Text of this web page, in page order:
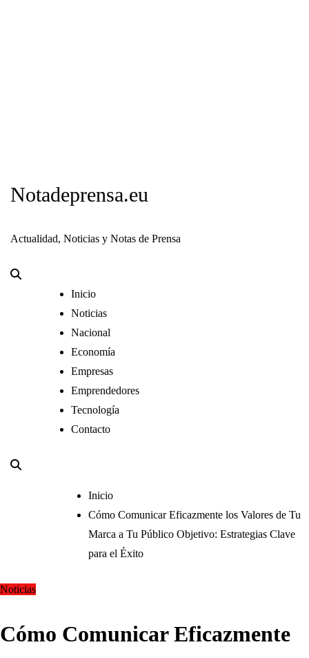
Notadeprensa.eu
Actualidad, Noticias y Notas de Prensa
Inicio
Noticias
Nacional
Economía
Empresas
Emprendedores
Tecnología
Contacto
Inicio
Cómo Comunicar Eficazmente los Valores de Tu
Marca a Tu Público Objetivo: Estrategias Clave
para el Éxito
Noticias
Cómo Comunicar Eficazmente